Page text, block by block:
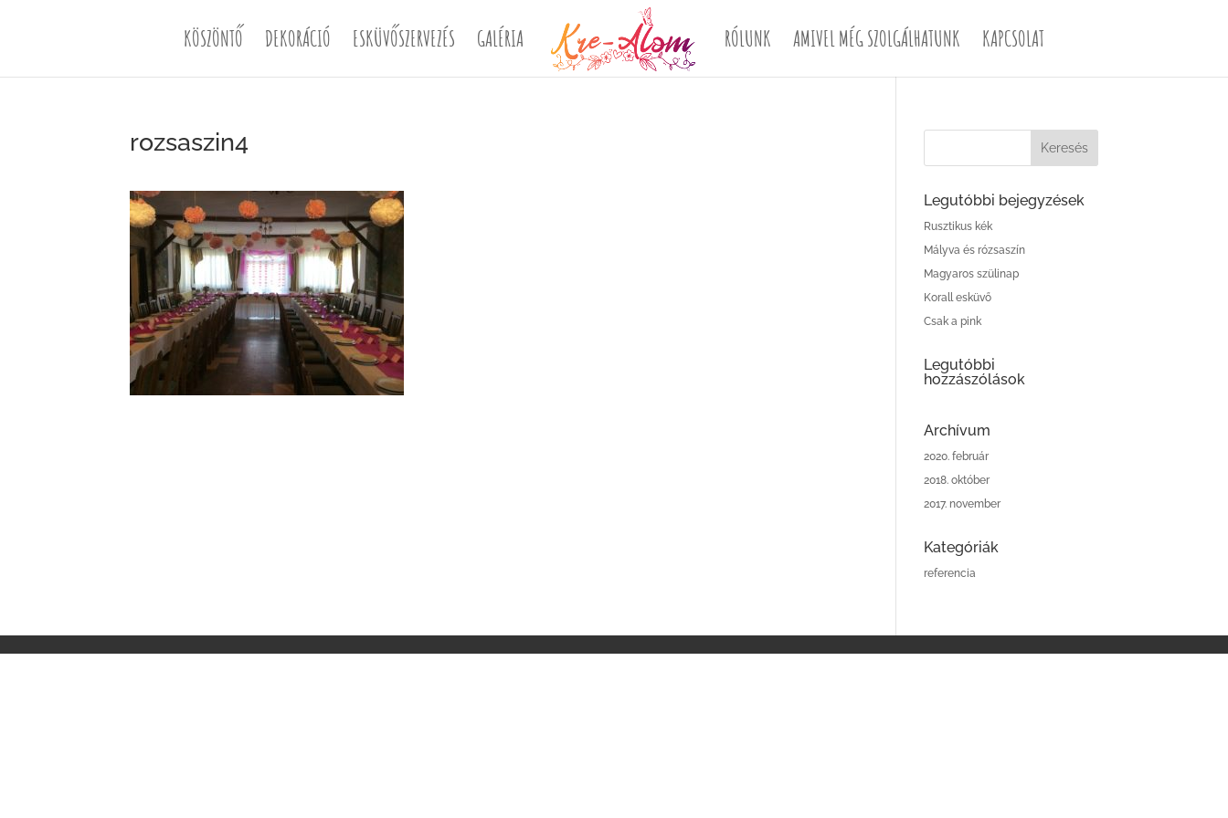
KÖSZÖNTŐ DEKORÁCIÓ ESKÜVŐSZERVEZÉS GALÉRIA RÓLUNK AMIVEL MÉG SZOLGÁLHATUNK KAPCSOLAT
rozsaszin4
Legutóbbi bejegyzések
Rusztikus kék
Mályva és rózsaszín
Magyaros szülinap
Korall esküvő
Csak a pink
Legutóbbi
hozzászólások
Archívum
2020. február
2018. október
2017. november
Kategóriák
referencia